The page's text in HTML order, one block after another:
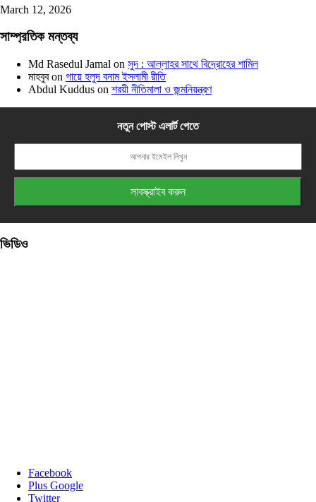
March 12, 2026
সাম্প্রতিক মন্তব্য
Md Rasedul Jamal on সুদ : আল্লাহর সাথে বিদ্রোহের শামিল
মাহবুবon গায়ে হলুদ বনাম ইসলামী রীতি
Abdul Kuddus on শরয়ী নীতিমালা ও জন্মনিয়ন্ত্রণ
নতুন পোস্ট এলার্ট পেতে
ভিডিও
Facebook
Plus Google
Twitter